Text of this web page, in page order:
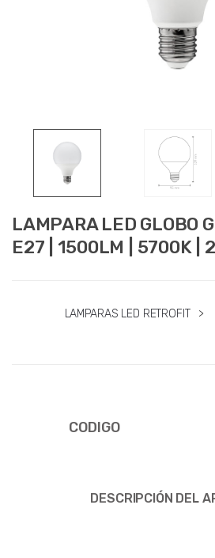
LAMPARA LED GLOBO
E27 | 1500LM | 5700K |
LAMPARAS LED RETROFIT >
CODIGO
DESCRIPCIÓN DEL